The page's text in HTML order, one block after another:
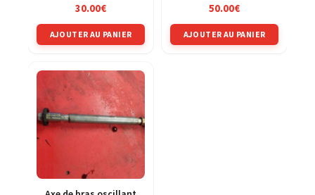
30.00€
AJOUTER AU PANIER
50.00€
AJOUTER AU PANIER